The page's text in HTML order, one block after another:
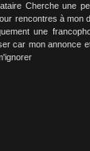
Cherche une
rencontres à mon
une
car mon annonce